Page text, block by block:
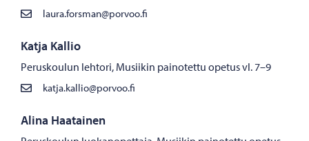
laura.forsman@porvoo.fi
Katja Kallio
Peruskoulun lehtori, Musiikin painotettu opetus vl. 7–9
katja.kallio@porvoo.fi
Alina Haatainen